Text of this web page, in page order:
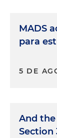
MADS
para
5 DE
And the
Section